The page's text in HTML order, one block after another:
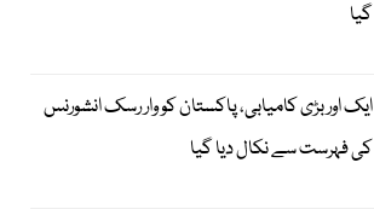
گیا
ایک اور بڑی کامیابی، پاکستان کو وار رسک انشورنس
کی فہرست سے نکال دیا گیا